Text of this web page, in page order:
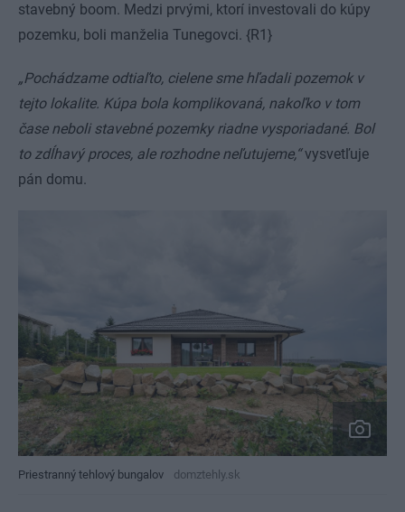
stavebný boom. Medzi prvými, ktorí investovali do kúpy
pozemku, boli manželia Tunegovci. {R1}
„Pochádzame odtiaľto, cielene sme hľadali pozemok v
tejto lokalite. Kúpa bola komplikovaná, nakoľko v tom
čase neboli stavebné pozemky riadne vysporiadané. Bol
to zdĺhavý proces, ale rozhodne neľutujeme,“vysvetľuje
pán domu.
Priestranný tehlový bungalov domztehly.sk